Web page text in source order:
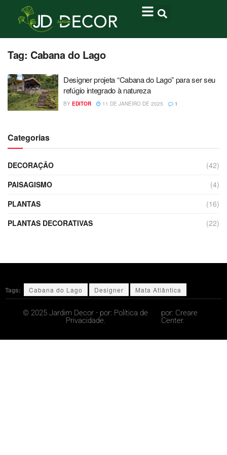
Tag: Cabana do Lago
Designer projeta “Cabana do Lago” para ser seu
refúgio integrado à natureza
BY EDITOR 11 DE JANEIRO DE 2025 1
Categorias
DECORAÇÃO
(42)
PAISAGISMO
(4)
PLANTAS
(16)
PLANTAS DECORATIVAS
(22)
Tags: Cabana do Lago Designer Mata Atlântica
© 2025 Jardim Decor - por: Política de
Privacidade.
por: Creare
Center.